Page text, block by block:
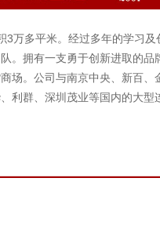
多平米。经过多年的学习及
。拥有一支勇于创新进取的
场。公司与南京中央、新百
利群、深圳茂业等国内的大